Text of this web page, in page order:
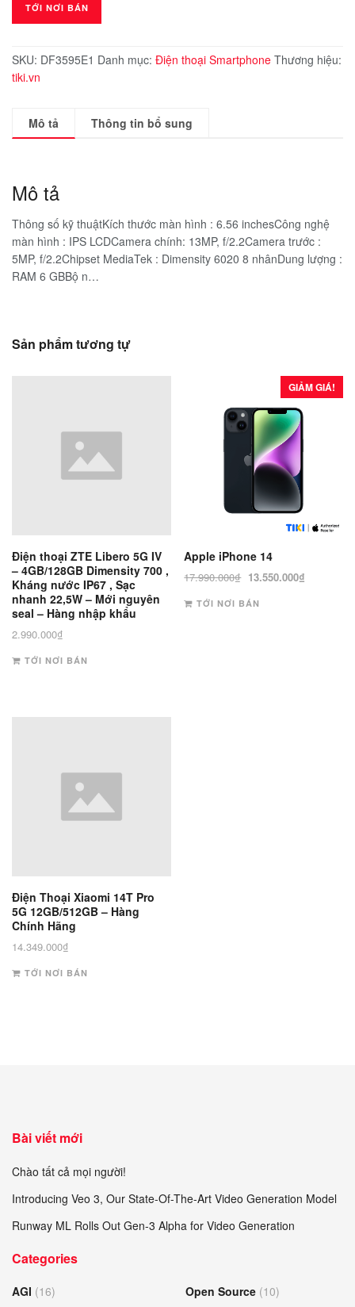
TỚI NƠI BÁN
SKU: DF3595E1 Danh mục: Điện thoại Smartphone Thương hiệu:
tiki.vn
Mô tả Thông tin bổ sung
Mô tả
Thông số kỹ thuậtKích thước màn hình : 6.56 inchesCông nghệ
màn hình : IPS LCDCamera chính: 13MP, f/2.2Camera trước :
5MP, f/2.2Chipset MediaTek : Dimensity 6020 8 nhânDung lượng :
RAM 6 GBBộ n…
Sản phẩm tương tự
Điện thoại ZTE Libero 5G IV
– 4GB/128GB Dimensity 700 ,
Kháng nước IP67 , Sạc
nhanh 22,5W – Mới nguyên
seal – Hàng nhập khẩu
2.990.000₫
TỚI NƠI BÁN
GIẢM GIÁ!
Apple iPhone 14
17.990.000₫ Giá
là:
13.550.000₫
TỚI NƠI BÁN
Điện Thoại Xiaomi 14T Pro
5G 12GB/512GB – Hàng
Chính Hãng
14.349.000₫
TỚI NƠI BÁN
Bài viết mới
Chào tất cả mọi người!
Introducing Veo 3, Our State-Of-The-Art Video Generation Model
Runway ML Rolls Out Gen-3 Alpha for Video Generation
Categories
AGI (16) Open Source (10)